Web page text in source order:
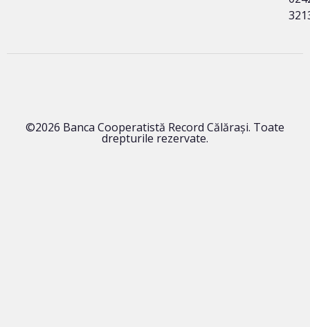
©2026 Banca Cooperatistă Record Călărași. Toate
drepturile rezervate.